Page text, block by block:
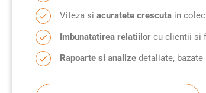
Viteza si acuratete crescuta in
Imbunatatirea relatiilor cu clientii si
Rapoarte si analize detaliate,